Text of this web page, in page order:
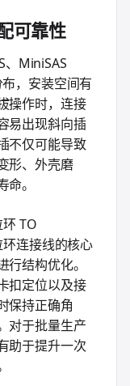
可靠性
、MiniSAS
，安装空间有
操作时，连接
易出现斜向插
不仅可能导致
形、外壳磨
。
TO
环连接线的核心
结构优化。
扣定位以及接
保持正确角
对于批量生产
助于提升一次